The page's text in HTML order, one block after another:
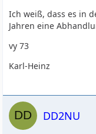
Ich weiß, dass es in
Jahren eine
vy 73
Karl-Heinz
DD2NU